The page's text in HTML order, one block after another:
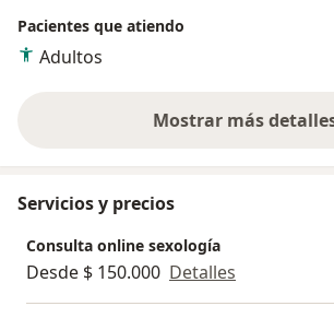
sexualidad. Así como identificar un
para la resolución de la misma.
Pacientes que atiendo
Adultos
Mostrar mássobre la
Servicios y precios
Consulta online sexología
Desde $ 150.000 Detalles